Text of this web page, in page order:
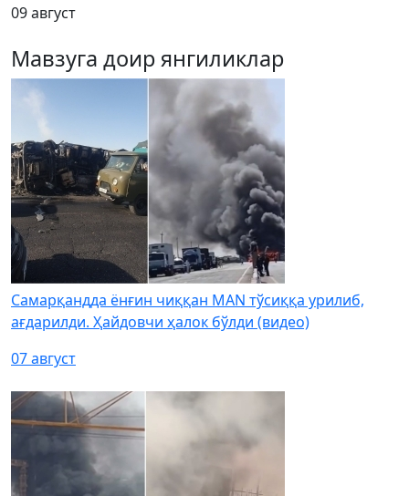
09 август
Мавзуга доир янгиликлар
Самарқандда ёнғин чиққан MAN тўсиққа урилиб,
ағдарилди. Ҳайдовчи ҳалок бўлди (видео)
07 август